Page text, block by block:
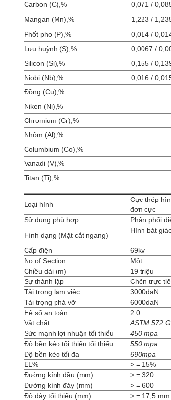
Carbon (C),%
0,071 /
Mangan (Mn),% 1,223 /
Phốt pho (P),%
0,014 /
Lưu huỳnh (S),%
0,0067 /
Silicon (Si),%
0,155 /
Niobi (Nb),%
0,016 /
Đồng (Cu),%
Niken (Ni),%
Chromium (Cr),%
Nhôm (Al),%
Columbium (Co),%
Vanadi (V),%
Titan (Ti),%
Loại hình
Cực thép
đơn cực
Sử dụng phù hợp
Phân phối
Hình dạng (Mặt cắt ngang)
Hình bát giác
Cấp điện
69kv
No of Section
Một
Chiều dài (m)
19 triệu
Sự thành lập
Chôn trực
Tải trọng làm việc
3000daN
Tải trọng phá vỡ
6000daN
Hệ số an toàn
2.0
Vật chất
ASTM 572
Sức mạnh lợi nhuận tối thiểu
450 mpa
Độ bền kéo tối thiểu tối thiểu
550 mpa
Độ bền kéo tối đa
690mpa
EL%
> = 15%
Đường kính đầu (mm)
> = 320
Đường kính đáy (mm)
> = 600
Độ dày tối thiểu (mm)
> = 17,5 mm